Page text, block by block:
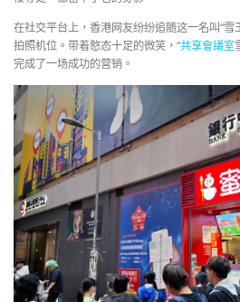
在社交平台上，香港网友纷纷追随这一名叫“
拍照机位。带着憨态十足的微笑，“共享會議室
完成了一场成功的营销。